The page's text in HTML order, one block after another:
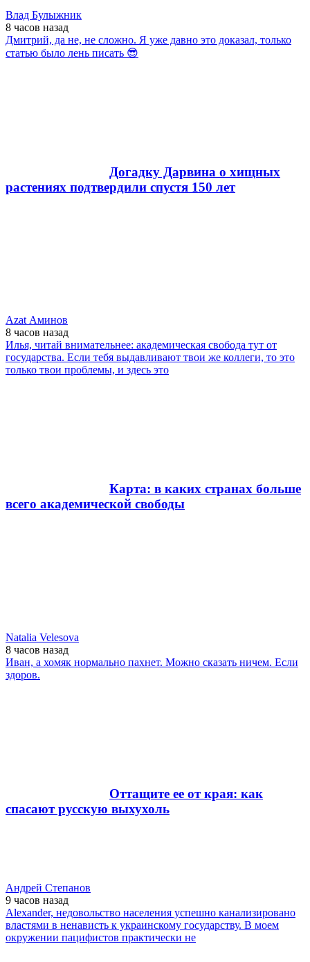
Влад Булыжник
8 часов назад
Дмитрий, да не, не сложно. Я уже давно это доказал, только
статью было лень писать 😎
Догадку Дарвина о хищных
растениях подтвердили спустя 150 лет
Azat Аминов
8 часов назад
Илья, читай внимательнее: академическая свобода тут от
государства. Если тебя выдавливают твои же коллеги, то это
только твои проблемы, и здесь это
Карта: в каких странах больше
всего академической свободы
Natalia Velesova
8 часов назад
Иван, а хомяк нормально пахнет. Можно сказать ничем. Если
здоров.
Оттащите ее от края: как
спасают русскую выхухоль
Андрей Степанов
9 часов назад
Alexander, недовольство населения успешно канализировано
властями в ненависть к украинскому государству. В моем
окружении пацифистов практически не